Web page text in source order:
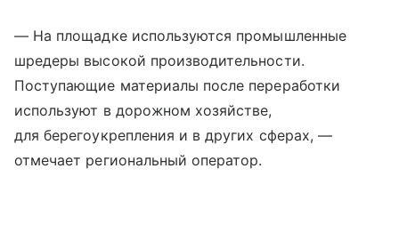
— На площадке используются промышленные
шредеры высокой производительности.
Поступающие материалы после переработки
используют в дорожном хозяйстве,
для берегоукрепления и в других сферах, —
отмечает региональный оператор.